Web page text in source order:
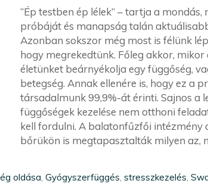
“Ép testben ép lélek” – tartja a mondás,
próbáját és manapság talán
Azonban sokszor még most is félünk
hogy megrekedtünk. Főleg akkor,
életünket beárnyékolja egy függőség,
betegség. Annak ellenére is, hogy ez a
társadalmunk 99,9%-át érinti. Sajnos a
függőségek kezelése nem otthoni
kell fordulni. A balatonfűzfői intézmény
bőrükön is megtapasztalták milyen az,
oldása,Gyógyszerfüggés,stresszkezelés,